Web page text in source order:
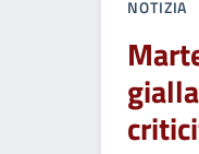
NOTIZIA